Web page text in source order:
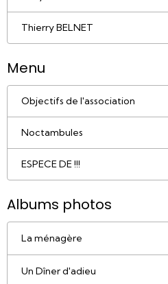
Thierry BELNET
Menu
Objectifs de l'association
Noctambules
ESPECE DE !!!
Albums photos
La ménagère
Un Dîner d'adieu